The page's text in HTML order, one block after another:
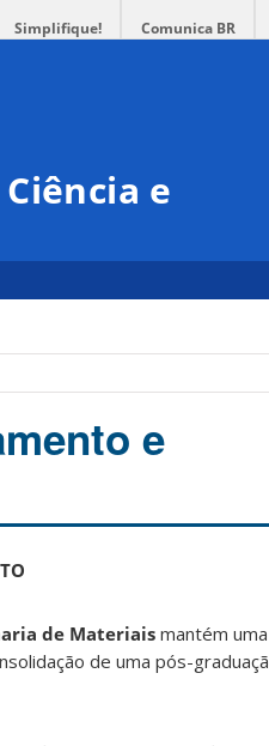
Simplifique! Comunica BR
e
e
de Materiais mantém
de uma pós-